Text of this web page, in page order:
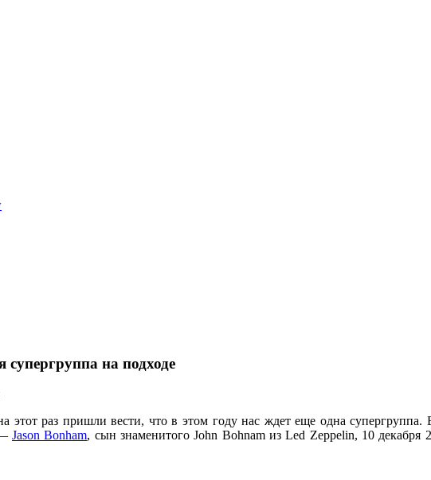
на подходе
этот раз пришли вести, что в этом году нас ждет еще одна
Jason Bonham, сын знаменитого John Bohnam из Led Zeppelin, 10